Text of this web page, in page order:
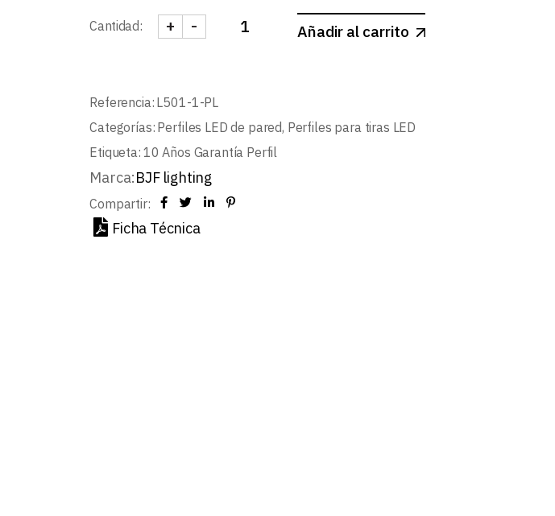
Cantidad: PERFIL DE PARED LUZ INDIRECTA L501 PLATA 2m cantidad
-
+ Añadir al carrito
Referencia: L501-1-PL
Categorías: Perfiles LED de pared, Perfiles para tiras LED
Etiqueta: 10 Años Garantía Perfil
Marca:BJF lighting
Compartir:
Ficha Técnica